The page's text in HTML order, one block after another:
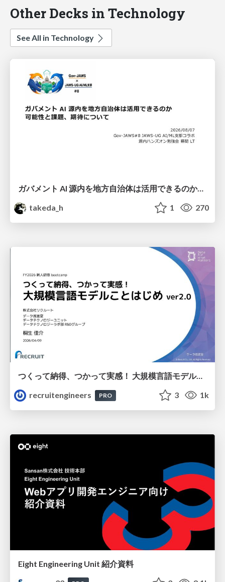
Other Decks in Technology
See All in Technology
ガバメント AI 源内を地方自治体は活用できるのか 可能性と課題、期待について
takeda_h
1 270
つくって納得、つかって実感！ 大規模言語モデルことはじめ ver2.0
recruitengineers
PRO 3 1k
Eight Engineering Unit 紹介資料